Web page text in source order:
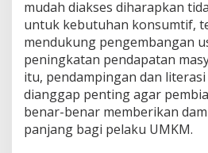
mudah diakses diharapkan
untuk kebutuhan konsumtif,
mendukung pengembangan
peningkatan pendapatan
itu, pendampingan dan
dianggap penting agar
benar-benar memberikan
panjang bagi pelaku UMKM.